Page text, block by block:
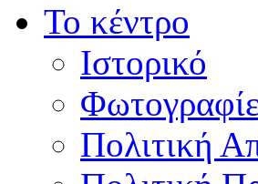
Το κέντρο
Ιστορικό
Πολιτική